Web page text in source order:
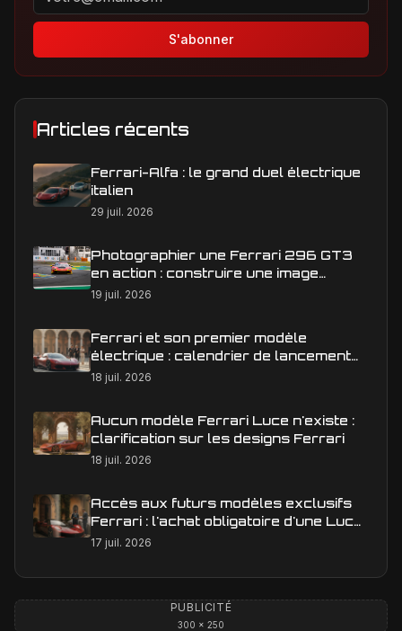
S'abonner
Articles récents
Ferrari-Alfa : le grand duel électrique
italien
29 juil. 2026
Photographier une Ferrari 296 GT3
en action : construire une image
éditoriale qui raconte la course
19 juil. 2026
Ferrari et son premier modèle
électrique : calendrier de lancement
en Europe
18 juil. 2026
Aucun modèle Ferrari Luce n'existe :
clarification sur les designs Ferrari
18 juil. 2026
Accès aux futurs modèles exclusifs
Ferrari : l'achat obligatoire d'une Luce
est-il une réalité ?
17 juil. 2026
PUBLICITÉ
300 × 250